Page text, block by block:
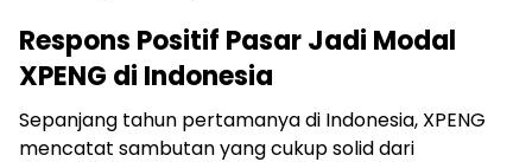
Respons Positif Pasar Jadi Modal
XPENG di Indonesia
Sepanjang tahun pertamanya di Indonesia, XPENG
mencatat sambutan yang cukup solid dari